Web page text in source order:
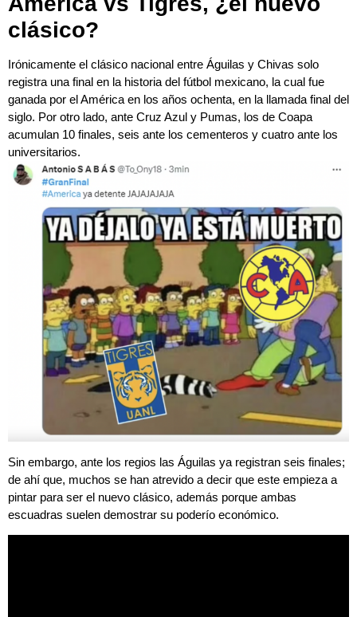
clásico?
registra una final en la historia del fútbol mexicano, la cual fue
ganada por el América en los años ochenta, en la llamada final del
siglo. Por otro lado, ante Cruz Azul y Pumas, los de Coapa
acumulan 10 finales, seis ante los cementeros y cuatro ante los
universitarios.
Sin embargo, ante los regios las Águilas ya registran seis finales;
de ahí que, muchos se han atrevido a decir que este empieza a
pintar para ser el nuevo clásico, además porque ambas
escuadras suelen demostrar su poderío económico.